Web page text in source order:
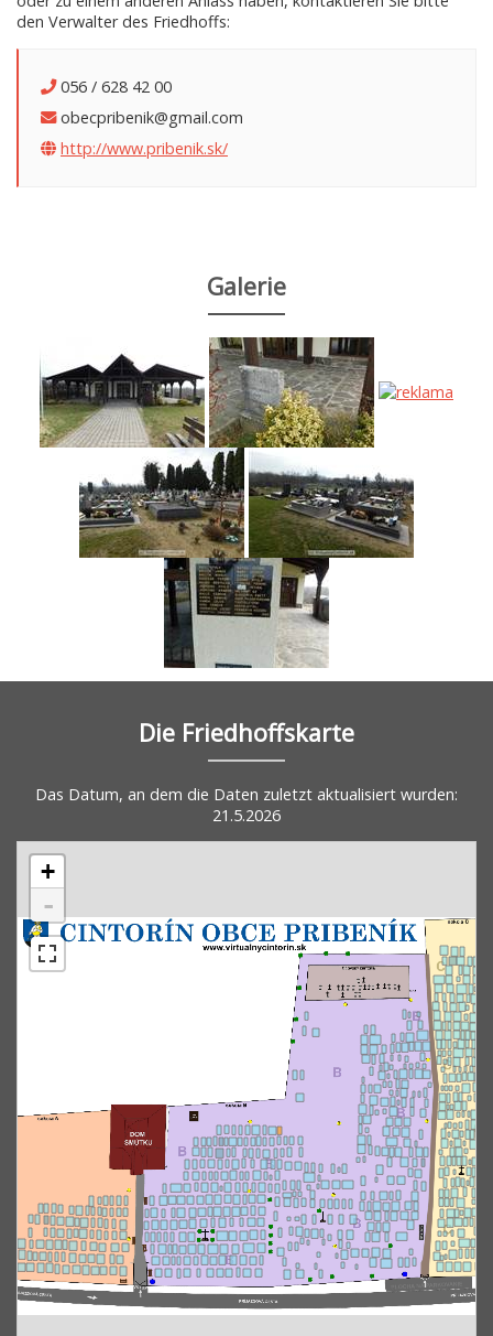
den Verwalter des Friedhoffs:
056 / 628 42 00
obecpribenik@gmail.com
http://www.pribenik.sk/
Galerie
Die Friedhoffskarte
Das Datum, an dem die Daten zuletzt aktualisiert wurden:
21.5.2026
+
-